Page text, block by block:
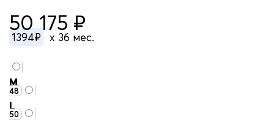
50 175 ₽
1394₽ x 36 мес.
M
48
L
50